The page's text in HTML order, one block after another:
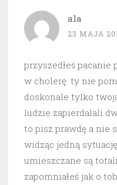
ala
23 MAJA
przyszedłeś pacanie
w cholerę. ty nie
doskonale tylko
ludzie zapierdalali
to pisz prawdę a nie
widząc jedną
umieszczane są
zapomniałeś jak o